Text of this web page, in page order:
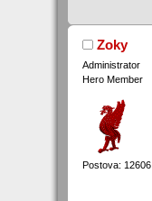
Zoky
Administrator
Hero Member
Postova: 12606